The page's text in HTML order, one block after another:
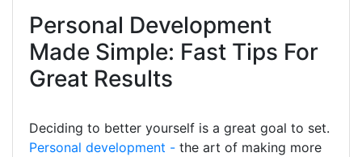
Personal Development
Made Simple: Fast Tips For
Great Results
Deciding to better yourself is a great goal to set.
Personal development - the art of making more